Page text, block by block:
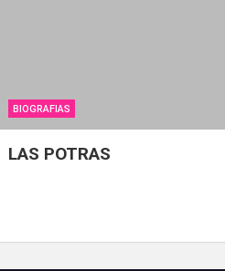
BIOGRAFIAS
LAS POTRAS